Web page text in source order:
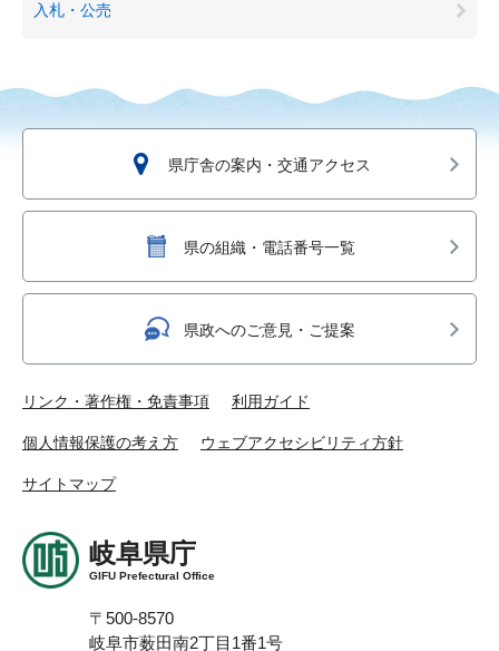
入札・公売
県庁舎の案内・交通アクセス
県の組織・電話番号一覧
県政へのご意見・ご提案
リンク・著作権・免責事項 利用ガイド
個人情報保護の考え方 ウェブアクセシビリティ方針
サイトマップ
岐阜県庁
GIFU Prefectural Office
〒500-8570
岐阜市薮田南2丁目1番1号